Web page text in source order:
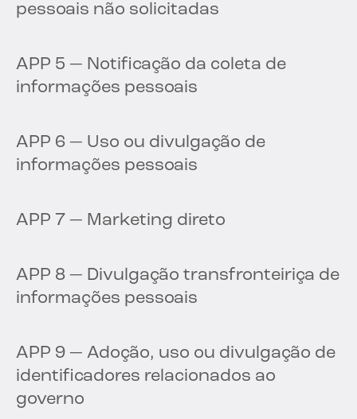
pessoais não solicitadas
APP 5 — Notificação da coleta de
informações pessoais
APP 6 — Uso ou divulgação de
informações pessoais
APP 7 — Marketing direto
APP 8 — Divulgação transfronteiriça de
informações pessoais
APP 9 — Adoção, uso ou divulgação de
identificadores relacionados ao
governo